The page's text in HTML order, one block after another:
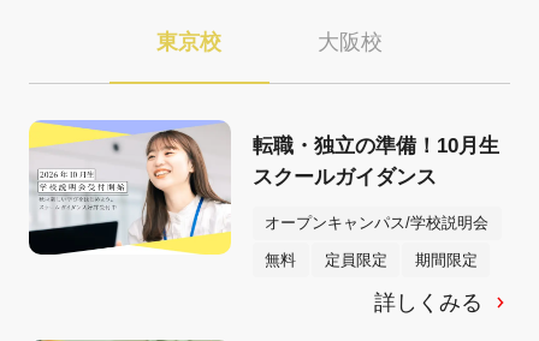
東京校 大阪校
転職・独立の準備！10月生
スクールガイダンス
オープンキャンパス/学校説明会
無料 定員限定 期間限定
詳しくみる